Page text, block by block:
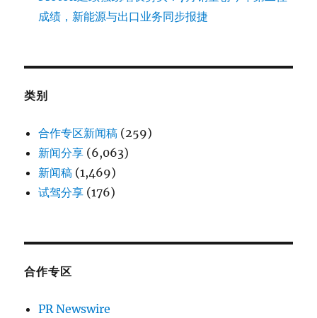
成绩，新能源与出口业务同步报捷
类别
合作专区新闻稿 (259)
新闻分享 (6,063)
新闻稿 (1,469)
试驾分享 (176)
合作专区
PR Newswire